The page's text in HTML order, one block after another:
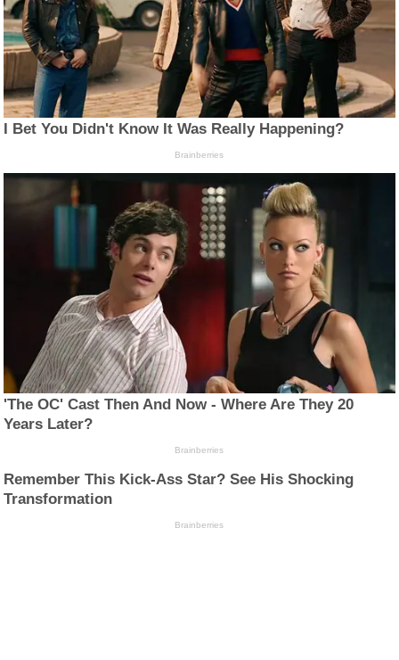
I Bet You Didn't Know It Was Really Happening?
Brainberries
'The OC' Cast Then And Now - Where Are They 20
Years Later?
Brainberries
Remember This Kick-Ass Star? See His Shocking
Transformation
Brainberries